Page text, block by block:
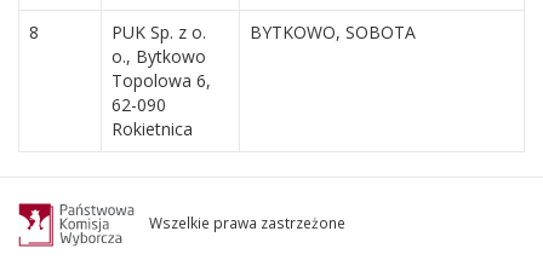
8
PUK Sp. z o.
o., Bytkowo
Topolowa 6,
62-090
Rokietnica
BYTKOWO, SOBOTA
Wszelkie prawa zastrzeżone